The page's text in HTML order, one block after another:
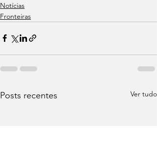
Notícias
Fronteiras
Posts recentes Ver tudo